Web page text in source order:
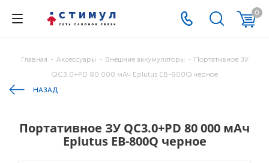
0
Главная - Аксессуары - Внешние аккумуляторы - Портативное ЗУ
QС3.0+PD 80 000 мАч Eplutus EB-800Q черное
НАЗАД
Портативное ЗУ QС3.0+PD 80 000 мАч
Eplutus EB-800Q черное